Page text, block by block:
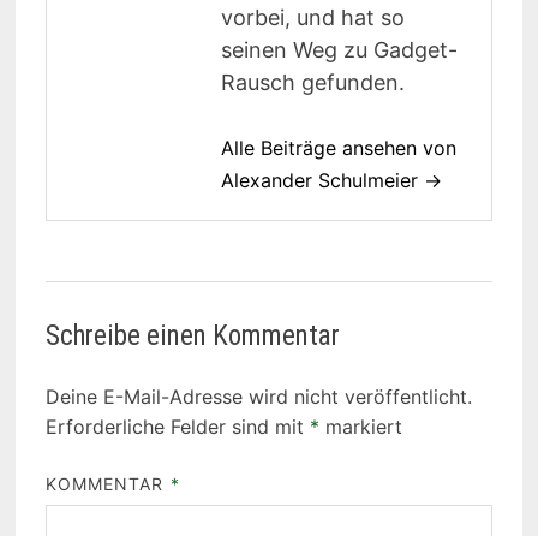
vorbei, und hat so
seinen Weg zu Gadget-
Rausch gefunden.
Alle Beiträge ansehen von
Alexander Schulmeier →
Schreibe einen Kommentar
Deine E-Mail-Adresse wird nicht veröffentlicht.
Erforderliche Felder sind mit * markiert
KOMMENTAR *